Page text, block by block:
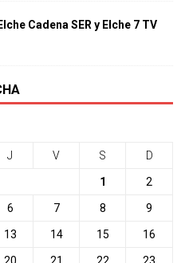
Cadena SER y Elche 7 TV
J V S D
1 2
6 7 8 9
13 14 15 16